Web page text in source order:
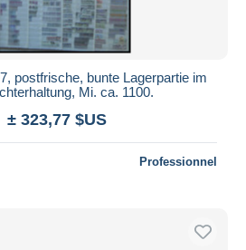
postfrische, bunte Lagerpartie im
Mi. ca. 1100.
± 323,77 $US
Professionnel